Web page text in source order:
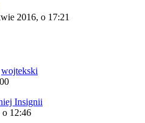
2016, o 17:21
wojtekski
Insignii
o 12:46